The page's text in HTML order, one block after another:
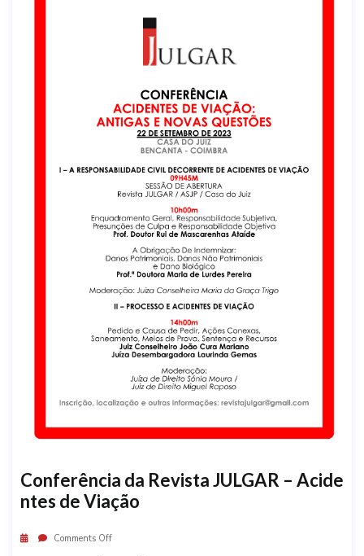
Conferência da Revista JULGAR – Acide
ntes de Viação
Comments Off